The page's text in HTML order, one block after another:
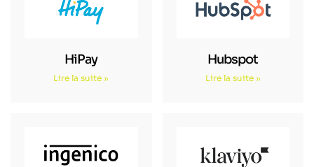
HiPay
Lire la suite »
Hubspot
Lire la suite »